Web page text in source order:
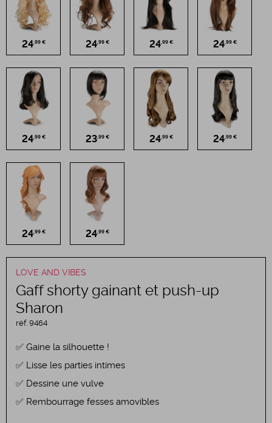
LOVE AND VIBES
Gaff shorty gainant et push-up
Sharon
réf. 9464
Gaine la silhouette !
Lisse les parties intimes
Dessine une vulve
Rembourrage fesses amovibles
24,99 € 24,99 € 24,99 € 24,99 €
24,99 € 23,99 € 24,99 € 24,99 €
24,99 € 24,99 €